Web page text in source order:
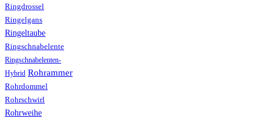
Ringdrossel
Ringelgans
Ringeltaube
Ringschnabelente
Ringschnabelenten-
Hybrid Rohrammer
Rohrdommel
Rohrschwirl
Rohrweihe